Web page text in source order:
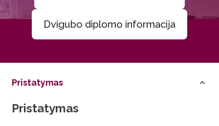
Dvigubo diplomo informacija
Pristatymas
Pristatymas